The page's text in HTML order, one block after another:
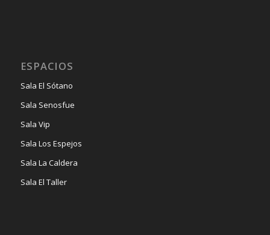
ESPACIOS
Sala El Sótano
Sala Senosfue
Sala Vip
Sala Los Espejos
Sala La Caldera
Sala El Taller